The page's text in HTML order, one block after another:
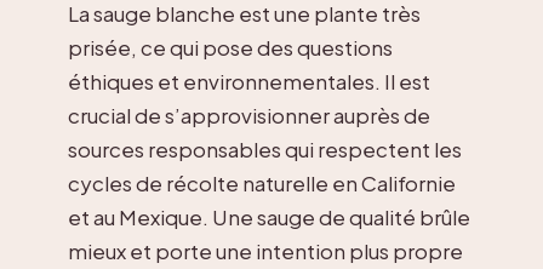
La sauge blanche est une plante très
prisée, ce qui pose des questions
éthiques et environnementales. Il est
crucial de s’approvisionner auprès de
sources responsables qui respectent les
cycles de récolte naturelle en Californie
et au Mexique. Une sauge de qualité brûle
mieux et porte une intention plus propre